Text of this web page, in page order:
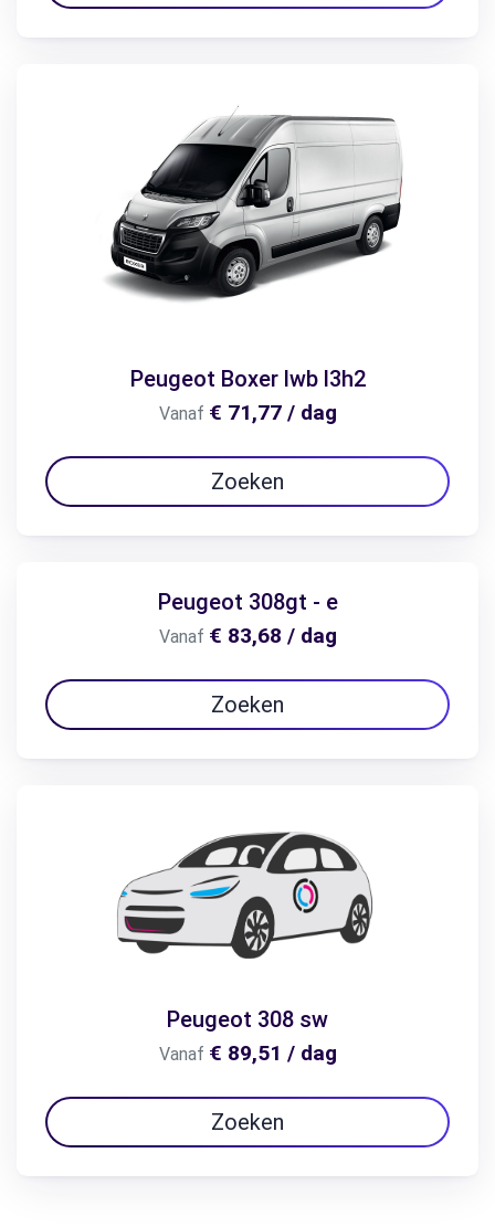
Peugeot Boxer lwb l3h2
Vanaf € 71,77 / dag
Zoeken
Peugeot 308gt - e
Vanaf € 83,68 / dag
Zoeken
Peugeot 308 sw
Vanaf € 89,51 / dag
Zoeken